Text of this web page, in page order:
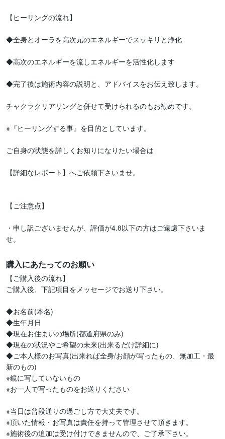
【ヒーリングの流れ】
◆全身とオーラを高次元のエネルギーでスッキリと浄化
◆高次のエネルギーを流しエネルギーを活性化します
◆完了後は施術内容の説明と、アドバイスをお伝え致します。
チャクラクリアリングと併せて受けられるのもお勧めです。
※『ヒーリングする事』を目的としています。
ご自身の状態を詳しくお知りになりたい場合は
【詳細なレポート】へご依頼下さいませ。
【ご注意点】
・申し訳ございませんが、評価が4.8以下の方はご遠慮下さいま
購入にあたってのお願い
【ご購入後の流れ】
ご購入後、下記項目をメッセージでお送り下さい。
◆お名前(本名)
◆生年月日
◆現在お住まいの場所(都道府県のみ)
◆現在の状況やご希望の未来(出来るだけ詳細に)
◆ご本人様のお写真(出来れば全身/お顔が写ったもの、無加工・最
新のもの)
※鏡に写していないもの
※お一人で写ったものをお送りください
※当日は普段通りの過ごし方で大丈夫です。
※頂いた情報・お写真は責任を持って管理させて頂きます。
※施術後の追加は受け付けできませんので、ご了承下さい。